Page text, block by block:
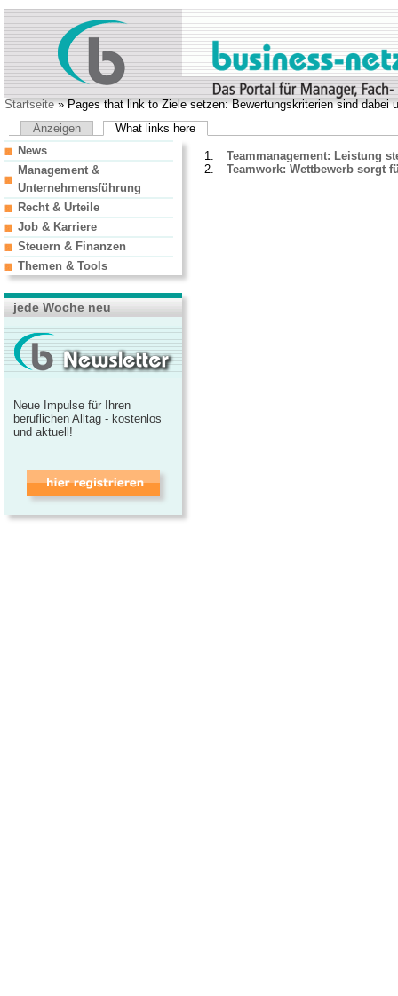
Startseite» Pages that link to Ziele setzen: Bewertungskriterien sind dabei
Anzeigen
What links here
Teammanagement: Leistung
Teamwork: Wettbewerb sorgt
News
Management &
Unternehmensführung
Recht & Urteile
Job & Karriere
Steuern & Finanzen
Themen & Tools
jede Woche neu
Neue Impulse für Ihren
beruflichen Alltag - kostenlos
und aktuell!